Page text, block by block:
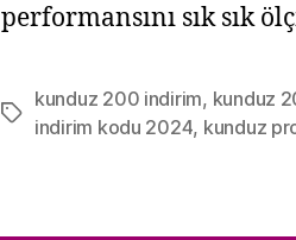
performansını sık sık
Etiketler
kunduz 200 indirim, kunduz
indirim kodu 2024, kunduz